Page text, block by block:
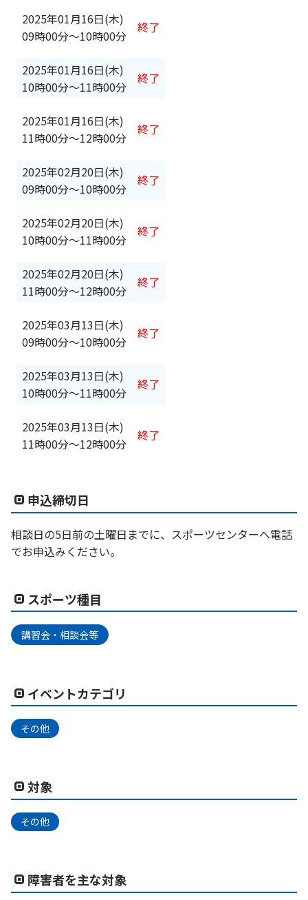
2025年01月16日(木)
09時00分〜10時00分
終了
2025年01月16日(木)
10時00分〜11時00分
終了
2025年01月16日(木)
11時00分〜12時00分
終了
2025年02月20日(木)
09時00分〜10時00分
終了
2025年02月20日(木)
10時00分〜11時00分
終了
2025年02月20日(木)
11時00分〜12時00分
終了
2025年03月13日(木)
09時00分〜10時00分
終了
2025年03月13日(木)
10時00分〜11時00分
終了
2025年03月13日(木)
11時00分〜12時00分
終了
申込締切日
相談日の5日前の土曜日までに、スポーツセンターへ電話
でお申込みください。
スポーツ種目
講習会・相談会等
イベントカテゴリ
その他
対象
その他
障害者を主な対象